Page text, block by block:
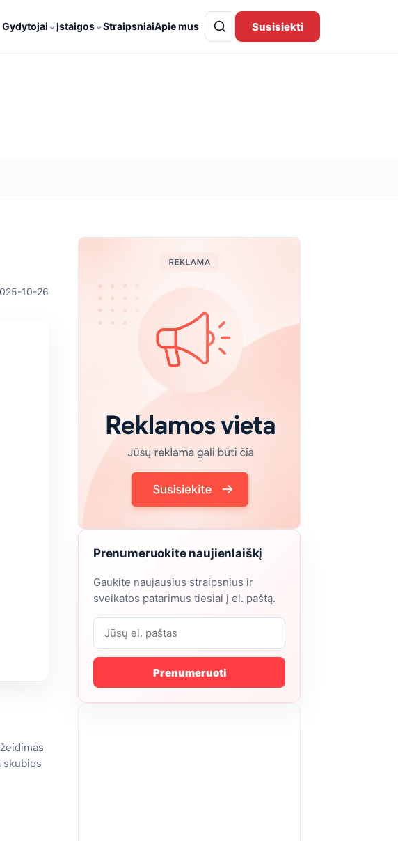
Gydytojai ⌄Įstaigos⌄StraipsniaiApie mus Susisiekti
10-26
skubios
Prenumeruokite naujienlaiškį
Gaukite naujausius straipsnius ir
sveikatos patarimus tiesiai į el. paštą.
Prenumeruoti